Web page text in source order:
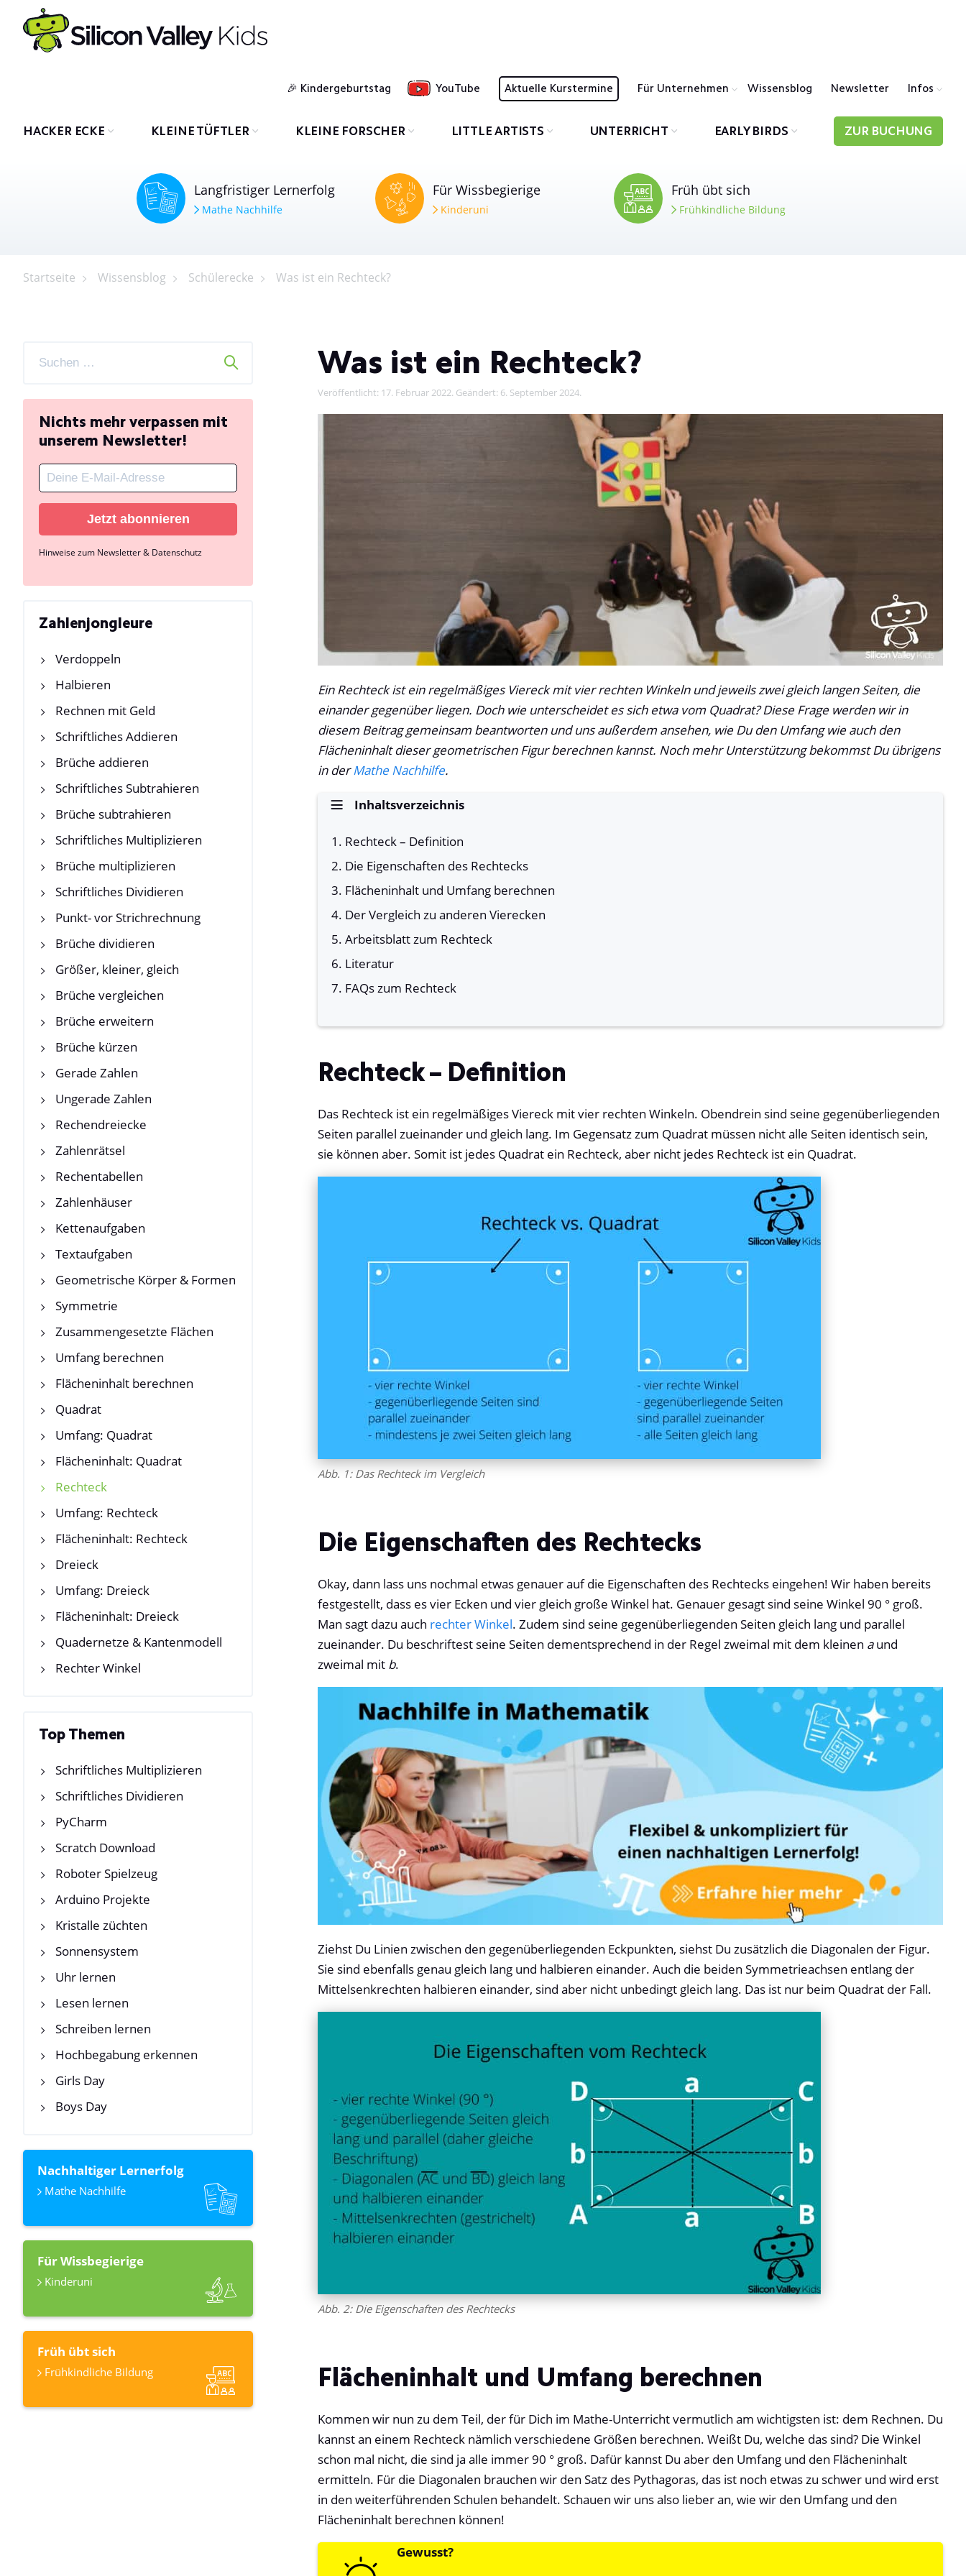
Kindergeburtstag YouTube Aktuelle Kurstermine Für Unternehmen Wissensblog Newsletter Infos
HACKER ECKE KLEINE TÜFTLER KLEINE FORSCHER LITTLE ARTISTS UNTERRICHT EARLY BIRDS ZUR BUCHUNG
Langfristiger Lernerfolg
Mathe Nachhilfe
Für Wissbegierige
Kinderuni
Früh übt sich
Frühkindliche Bildung
Startseite Wissensblog Schülerecke Was ist ein Rechteck?
Nichts mehr verpassen mit
unserem Newsletter!
Jetzt abonnieren
Hinweise zum Newsletter & Datenschutz
Zahlenjongleure
Verdoppeln
Halbieren
Rechnen mit Geld
Schriftliches Addieren
Brüche addieren
Schriftliches Subtrahieren
Brüche subtrahieren
Schriftliches Multiplizieren
Brüche multiplizieren
Schriftliches Dividieren
Punkt- vor Strichrechnung
Brüche dividieren
Größer, kleiner, gleich
Brüche vergleichen
Brüche erweitern
Brüche kürzen
Gerade Zahlen
Ungerade Zahlen
Rechendreiecke
Zahlenrätsel
Rechentabellen
Zahlenhäuser
Kettenaufgaben
Textaufgaben
Geometrische Körper & Formen
Symmetrie
Zusammengesetzte Flächen
Umfang berechnen
Flächeninhalt berechnen
Quadrat
Umfang: Quadrat
Flächeninhalt: Quadrat
Rechteck
Umfang: Rechteck
Flächeninhalt: Rechteck
Dreieck
Umfang: Dreieck
Flächeninhalt: Dreieck
Quadernetze & Kantenmodell
Rechter Winkel
Top Themen
Schriftliches Multiplizieren
Schriftliches Dividieren
PyCharm
Scratch Download
Roboter Spielzeug
Arduino Projekte
Kristalle züchten
Sonnensystem
Uhr lernen
Lesen lernen
Schreiben lernen
Hochbegabung erkennen
Girls Day
Boys Day
Nachhaltiger Lernerfolg
Mathe Nachhilfe
Für Wissbegierige
Kinderuni
Früh übt sich
Frühkindliche Bildung
Was ist ein Rechteck?
Veröffentlicht: 17. Februar 2022. Geändert: 6. September 2024.
Ein Rechteck ist ein regelmäßiges Viereck mit vier rechten Winkeln und jeweils zwei gleich langen Seiten, die
einander gegenüber liegen. Doch wie unterscheidet es sich etwa vom Quadrat? Diese Frage werden wir in
diesem Beitrag gemeinsam beantworten und uns außerdem ansehen, wie Du den Umfang wie auch den
Flächeninhalt dieser geometrischen Figur berechnen kannst. Noch mehr Unterstützung bekommst Du übrigens
in derMathe Nachhilfe.
Inhaltsverzeichnis
Rechteck – Definition
Die Eigenschaften des Rechtecks
Flächeninhalt und Umfang berechnen
Der Vergleich zu anderen Vierecken
Arbeitsblatt zum Rechteck
Literatur
FAQs zum Rechteck
Rechteck – Definition
Das Rechteck ist ein regelmäßiges Viereck mit vier rechten Winkeln. Obendrein sind seine gegenüberliegenden
Seiten parallel zueinander und gleich lang. Im Gegensatz zum Quadrat müssen nicht alle Seiten identisch sein,
sie können aber. Somit ist jedes Quadrat ein Rechteck, aber nicht jedes Rechteck ist ein Quadrat.
Abb. 1: Das Rechteck im Vergleich
Die Eigenschaften des Rechtecks
Okay, dann lass uns nochmal etwas genauer auf die Eigenschaften des Rechtecks eingehen! Wir haben bereits
festgestellt, dass es vier Ecken und vier gleich große Winkel hat. Genauer gesagt sind seine Winkel 90 ° groß.
Man sagt dazu auch rechter Winkel. Zudem sind seine gegenüberliegenden Seiten gleich lang und parallel
zueinander. Du beschriftest seine Seiten dementsprechend in der Regel zweimal mit dem kleinen aund
zweimal mit b.
Ziehst Du Linien zwischen den gegenüberliegenden Eckpunkten, siehst Du zusätzlich die Diagonalen der Figur.
Sie sind ebenfalls genau gleich lang und halbieren einander. Auch die beiden Symmetrieachsen entlang der
Mittelsenkrechten halbieren einander, sind aber nicht unbedingt gleich lang. Das ist nur beim Quadrat der Fall.
Abb. 2: Die Eigenschaften des Rechtecks
Flächeninhalt und Umfang berechnen
Kommen wir nun zu dem Teil, der für Dich im Mathe-Unterricht vermutlich am wichtigsten ist: dem Rechnen. Du
kannst an einem Rechteck nämlich verschiedene Größen berechnen. Weißt Du, welche das sind? Die Winkel
schon mal nicht, die sind ja alle immer 90 ° groß. Dafür kannst Du aber den Umfang und den Flächeninhalt
ermitteln. Für die Diagonalen brauchen wir den Satz des Pythagoras, das ist noch etwas zu schwer und wird erst
in den weiterführenden Schulen behandelt. Schauen wir uns also lieber an, wie wir den Umfang und den
Flächeninhalt berechnen können!
Gewusst?